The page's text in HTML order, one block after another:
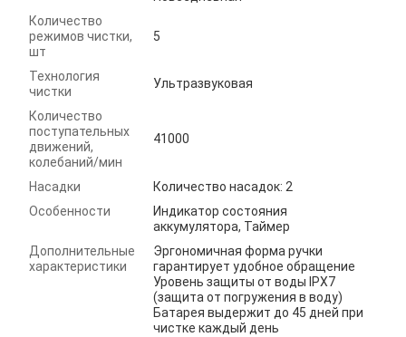
Количество
режимов чистки,
шт
5
Технология
чистки
Ультразвуковая
Количество
поступательных
движений,
колебаний/мин
41000
Насадки
Количество насадок: 2
Особенности
Индикатор состояния
аккумулятора, Таймер
Дополнительные
характеристики
Эргономичная форма ручки
гарантирует удобное обращение
Уровень защиты от воды IPX7
(защита от погружения в воду)
Батарея выдержит до 45 дней при
чистке каждый день